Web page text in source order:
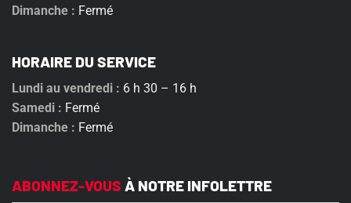
Dimanche : Fermé
HORAIRE DU SERVICE
Lundi au vendredi : 6 h 30 – 16 h
Samedi : Fermé
Dimanche : Fermé
ABONNEZ-VOUS À NOTRE INFOLETTRE